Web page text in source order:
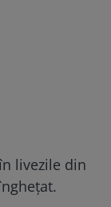
livezile din